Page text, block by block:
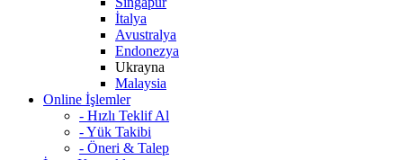
İtalya
Avustralya
Endonezya
Ukrayna
Malaysia
Online İşlemler
- Hızlı Teklif Al
- Yük Takibi
- Öneri & Talep